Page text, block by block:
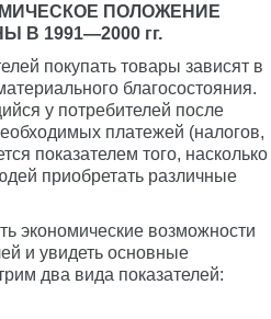
ПОЛОЖЕНИЕ
В 1991—2000 гг.
покупать товары зависят в
благосостояния.
у потребителей после
платежей (налогов,
показателем того, насколько
приобретать различные
экономические возможности
и увидеть основные
два вида показателей: